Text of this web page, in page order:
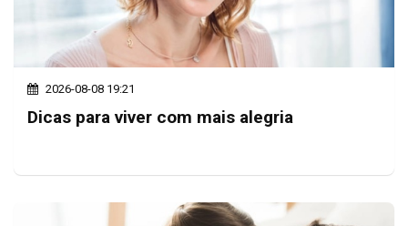
2026-08-08 19:21
Dicas para viver com mais alegria